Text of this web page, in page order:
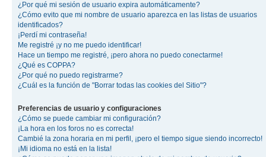
¿Por qué mi sesión de usuario expira automáticamente?
¿Cómo evito que mi nombre de usuario aparezca en las listas de usuarios
identificados?
¡Perdí mi contraseña!
Me registré ¡y no me puedo identificar!
Hace un tiempo me registré, ¡pero ahora no puedo conectarme!
¿Qué es COPPA?
¿Por qué no puedo registrarme?
¿Cuál es la función de "Borrar todas las cookies del Sitio"?
Preferencias de usuario y configuraciones
¿Cómo se puede cambiar mi configuración?
¡La hora en los foros no es correcta!
Cambié la zona horaria en mi perfil, ¡pero el tiempo sigue siendo incorrecto!
¡Mi idioma no está en la lista!